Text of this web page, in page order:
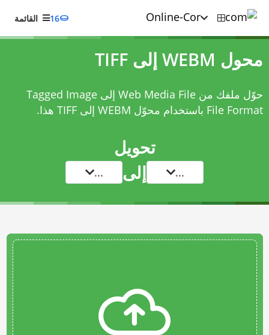
16 القائمة
محول WEBM إلى TIFF
حوّل ملفك من Web Media File إلى Tagged Image
File Format باستخدام
محوّل WEBM إلى TIFF هذا.
تحويل
... إلى ...